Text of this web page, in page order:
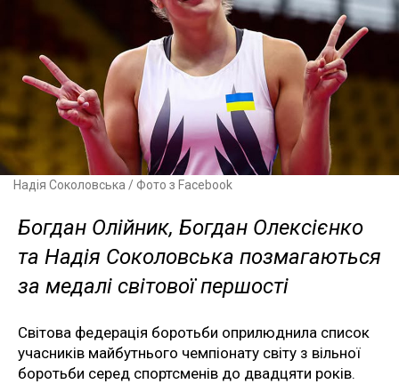
Надія Соколовська / Фото з Facebook
Богдан Олійник, Богдан Олексієнко
та Надія Соколовська позмагаються
за медалі світової першості
Світова федерація боротьби оприлюднила список
учасників майбутнього чемпіонату світу з вільної
боротьби серед спортсменів до двадцяти років.